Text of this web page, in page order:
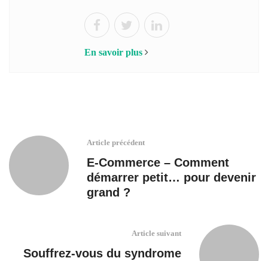
En savoir plus
Article précédent
E-Commerce – Comment
démarrer petit… pour devenir
grand ?
Article suivant
Souffrez-vous du syndrome